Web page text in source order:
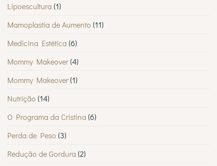
Lipoescultura (1)
Mamoplastia de Aumento (11)
Medicina Estética (6)
Mommy Makeover(4)
Mommy Makeover(1)
Nutrição (14)
O Programa da Cristina (6)
Perda de Peso (3)
Redução de Gordura (2)